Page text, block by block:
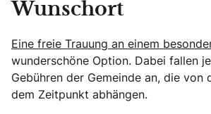
Wunschort
Eine freie Trauung an einem
wunderschöne Option. Dabei fallen
Gebühren der Gemeinde an, die von
dem Zeitpunkt abhängen.